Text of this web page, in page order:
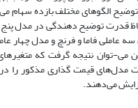
الگو‌های مختلف بازده سهام
قدرت توضیح دهندگی در مدل پنج
عاملی فاما و فرنچ و مدل چهار
می-توان نتیجه گرفت که
مدل‌های قیمت گذاری مذکور را در
می‌دهند.